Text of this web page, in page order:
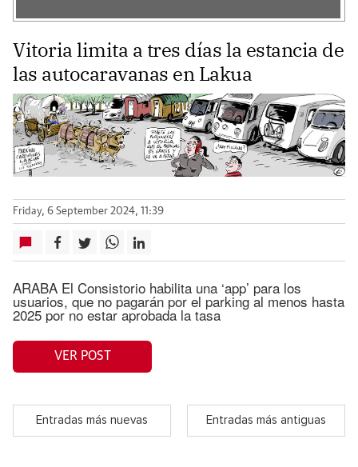
Vitoria limita a tres días la estancia de
las autocaravanas en Lakua
Friday, 6 September 2024, 11:39
ARABA El Consistorio habilita una ‘app’ para los
usuarios, que no pagarán por el parking al menos hasta
2025 por no estar aprobada la tasa
VER POST
Entradas más nuevas Entradas más antiguas